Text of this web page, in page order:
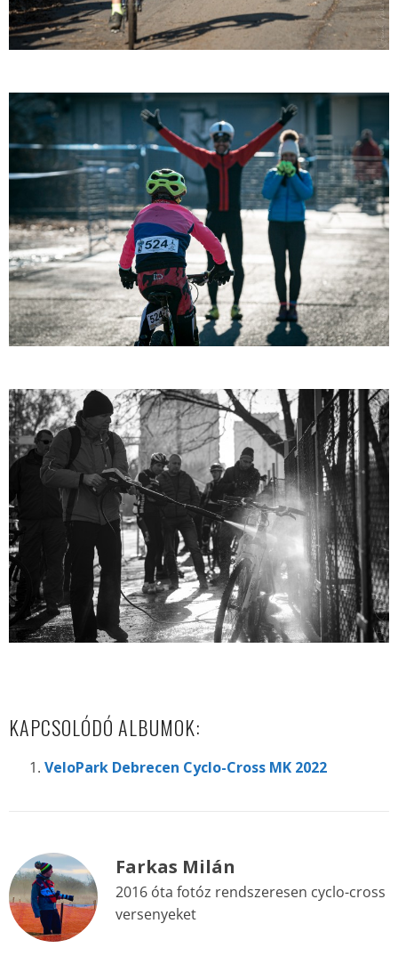
KAPCSOLÓDÓ ALBUMOK:
VeloPark Debrecen Cyclo-Cross MK 2022
Farkas Milán
2016 óta fotóz rendszeresen cyclo-cross
versenyeket